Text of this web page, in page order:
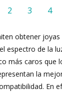
2 3 4
obtener joyas
espectro de la
más caros que
la
En